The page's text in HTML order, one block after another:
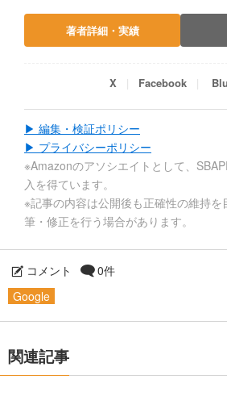
著者詳細・実績
X Facebook
▶ 編集・検証ポリシー
▶ プライバシーポリシー
※Amazonのアソシエイトとして、
入を得ています。
※記事の内容は公開後も正確性の維持を
筆・修正を行う場合があります。
コメント
0件
Google
関連記事